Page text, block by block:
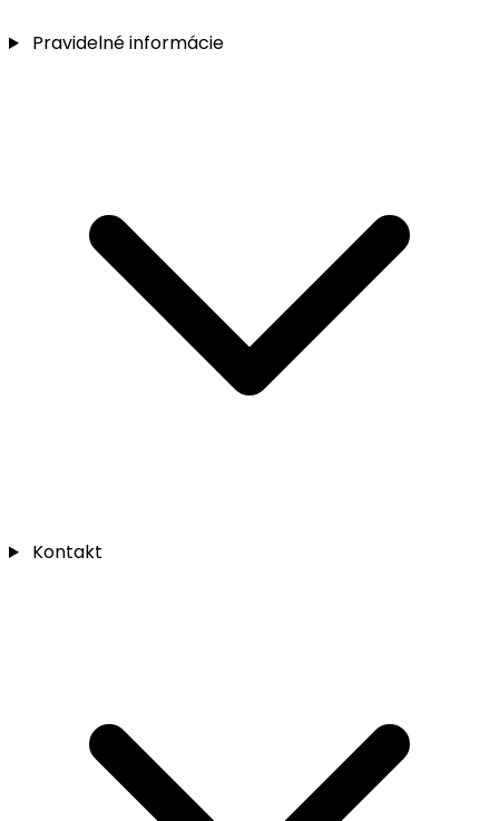
Pravidelné informácie
Kontakt